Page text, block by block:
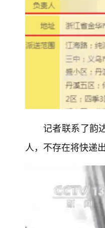
记者联系了韵
人，不存在将快递